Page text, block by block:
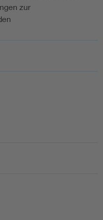
zur